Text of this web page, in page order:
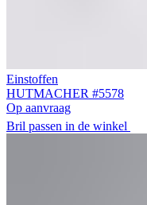
Einstoffen
HUTMACHER #5578
Op aanvraag
Bril passen in de winkel